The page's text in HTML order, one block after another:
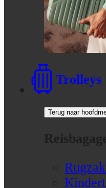
Trolleys
Terug naar